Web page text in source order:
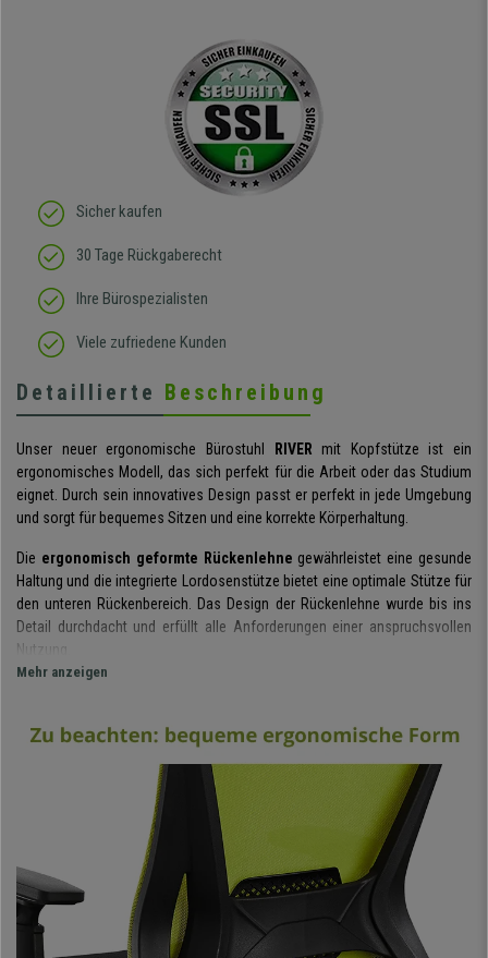
Sicher kaufen
30 Tage Rückgaberecht
Ihre Bürospezialisten
Viele zufriedene Kunden
Detaillierte Beschreibung
Unser neuer ergonomische Bürostuhl RIVER mit Kopfstütze ist ein
ergonomisches Modell, das sich perfekt für die Arbeit oder das Studium
eignet. Durch sein innovatives Design passt er perfekt in jede Umgebung
und sorgt für bequemes Sitzen und eine korrekte Körperhaltung.
Die ergonomisch geformte Rückenlehne gewährleistet eine gesunde
Haltung und die integrierte Lordosenstütze bietet eine optimale Stütze für
den unteren Rückenbereich. Das Design der Rückenlehne wurde bis ins
Detail durchdacht und erfüllt alle Anforderungen einer anspruchsvollen
Nutzung.
erhöht. Die dicke und bequeme Polsterung des Sitzes mit
Injektionsschaumstoff (60 kg/m3) sowie der atmungsaktive
Stoffbezug sind Eigenschaften, die an einem guten Bürostuhl nicht fehlen
Die Armlehnen sind höhenverstellbar
und bieten eine zusätzliche
Stütze an langen Arbeitstagen. Ein weiteres wichtiges Element dieses
Sitzes ist die große Kopfstütze. Kopf und Nacken werden damit perfekt
gestützt und lästige Schmerzen und Ermüdungserscheinungen
vermieden. Dieser Stuhl ist sehr angenehm in der Anwendung und bietet
Mehr anzeigen